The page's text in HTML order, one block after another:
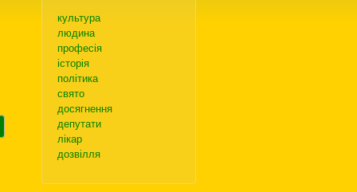
культура
людина
професія
історія
політика
свято
досягнення
депутати
лікар
дозвілля